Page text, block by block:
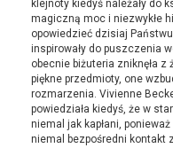
klejnoty kiedyś należały do
magiczną moc i niezwykłe
opowiedzieć dzisiaj
inspirowały do puszczenia
obecnie biżuteria zniknęła
piękne przedmioty, one
rozmarzenia. Vivienne
powiedziała kiedyś, że w
niemal jak kapłani,
niemal bezpośredni kontakt